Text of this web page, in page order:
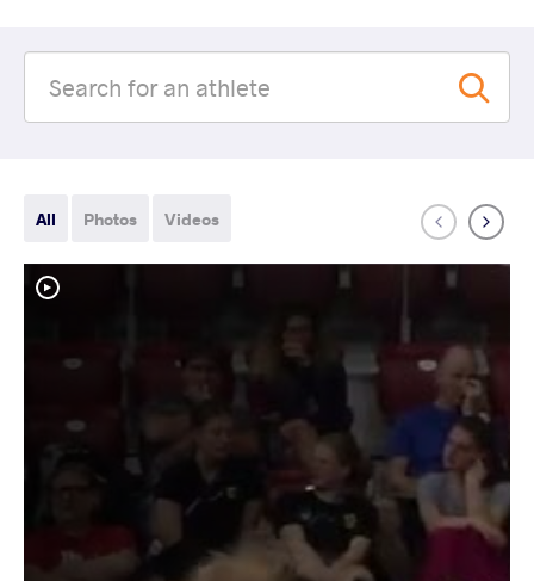
All Photos Videos